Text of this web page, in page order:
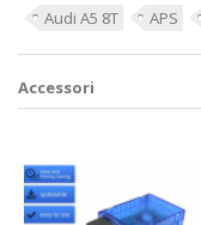
Audi A5 8T APS
Accessori